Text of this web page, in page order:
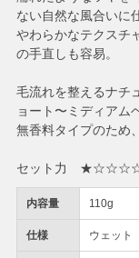
内容量 110g
仕様 ウェット
ない自然な風合いに
やわらかなテクスチ
の手直しも容易。
毛流れを整えるナチ
ョート〜ミディアム
無香料タイプのため
セット力